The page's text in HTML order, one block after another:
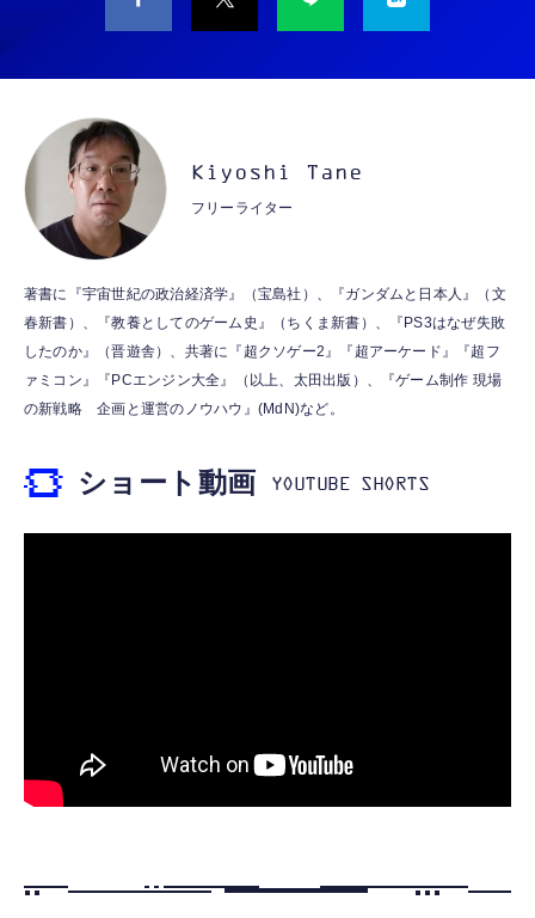
睡眠用イヤホン 【音質強化バージョン
￥2,199
MFi認証 【ハイレゾ音質】 内蔵DAC 遅延な
し 48ビット/96KHz 音量調節対応
【HIFI音質】iphone イヤホンジャック ライ
トニング イヤホン 変換 MFI認証 4極 内蔵
￥999
軽量2.8g ASMR推薦 ワイヤレス
Bluetooth6.1 柔軟性高 安眠 仕事 ブルー
￥2,682
ト）
ット）
￥53,900
霊界コミュニケーションロボット BAKETAN
￥5,400
【ペットロボット 】lopeto AI robot チャー
感情成長型 AI搭載 ペットロボット コミュニ
ケーションロボット 性格育成 会話 ジェスチ
Kiyoshi Tane
フリーライター
著書に『宇宙世紀の政治経済学』（宝島社）、『ガンダムと日本人』（文
春新書）、『教養としてのゲーム史』（ちくま新書）、『PS3はなぜ失敗
したのか』（晋遊舎）、共著に『超クソゲー2』『超アーケード』『超フ
ァミコン』『PCエンジン大全』（以上、太田出版）、『ゲーム制作 現場
の新戦略 企画と運営のノウハウ』(MdN)など。
ショート動画